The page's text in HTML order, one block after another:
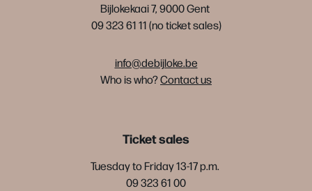
Bijlokekaai 7, 9000 Gent
09 323 61 11 (no ticket sales)
info@debijloke.be
Who is who?Contact us
Ticket sales
Tuesday to Friday 13-17 p.m.
09 323 61 00